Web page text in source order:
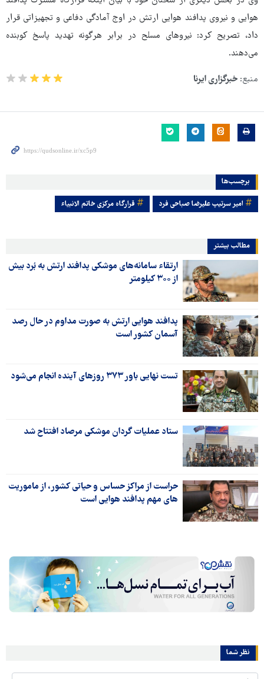
هوایی و نیروی پدافند هوایی ارتش در اوج آمادگی دفاعی و تجهیزاتی قرار
داد، تصریح کرد: نیروهای مسلح در برابر هرگونه تهدید پاسخ کوبنده
می‌دهند.
منبع: خبرگزاری ایرنا
برچسب‌ها
امیر سرتیپ علیرضا صباحی فرد قرارگاه مرکزی خاتم الانبیاء
مطالب بیشتر
ارتقاء سامانه‌های موشکی پدافند ارتش به بُرد بیش
از ۳۰۰ کیلومتر
پدافند هوایی ارتش به صورت مداوم در حال رصد
آسمان کشور است
تست نهایی باور ۳۷۳ روزهای آینده انجام می‌شود
ستاد عملیات گردان موشکی مرصاد افتتاح شد
حراست از مراکز حساس و حیاتی کشور، از ماموریت
های مهم پدافند هوایی است
نظر شما